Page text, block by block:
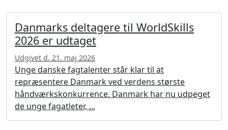
Danmarks deltagere til WorldSkills
2026 er udtaget
Udgivet d. 21. maj 2026
Unge danske fagtalenter står klar til at
repræsentere Danmark ved verdens største
håndværkskonkurrence. Danmark har nu udpeget
de unge fagatleter, ...